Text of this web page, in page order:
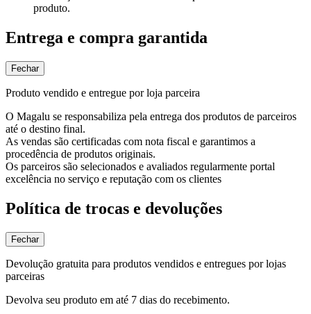
produto.
Entrega e compra garantida
Fechar
Produto vendido e entregue por loja parceira
O Magalu se responsabiliza pela entrega dos produtos de parceiros
até o destino final.
As vendas são certificadas com nota fiscal e garantimos a
procedência de produtos originais.
Os parceiros são selecionados e avaliados regularmente portal
excelência no serviço e reputação com os clientes
Política de trocas e devoluções
Fechar
Devolução gratuita para produtos vendidos e entregues por lojas
parceiras
Devolva seu produto em até 7 dias do recebimento.